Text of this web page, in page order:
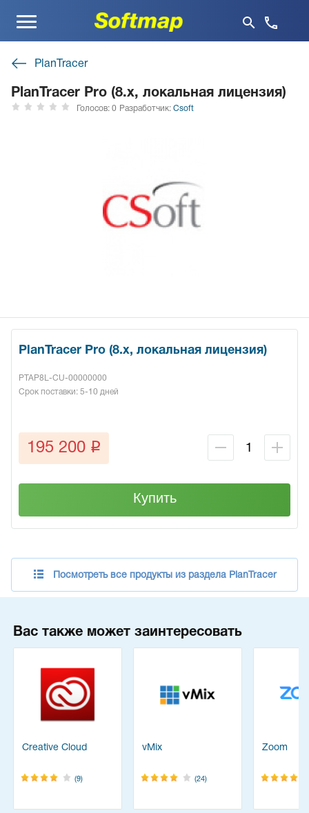
Меню
PlanTracer
PlanTracer Pro (8.x, локальная лицензия)
Голосов: 0 Разработчик: Csoft
PlanTracer Pro (8.x, локальная лицензия)
PTAP8L-CU-00000000
Срок поставки: 5-10 дней
195 200 q
Купить
Посмотреть все продукты из раздела PlanTracer
Вас также может заинтересовать
Creative Cloud
(9)
vMix
(24)
Zoom